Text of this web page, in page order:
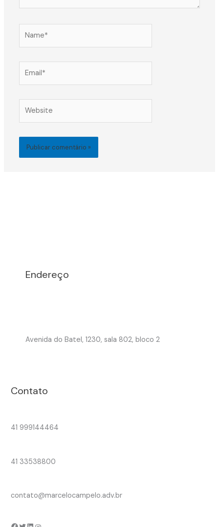
Endereço
Avenida do Batel, 1230, sala 802, bloco 2
Contato
41 999144464
41 33538800
contato@marcelocampelo.adv.br